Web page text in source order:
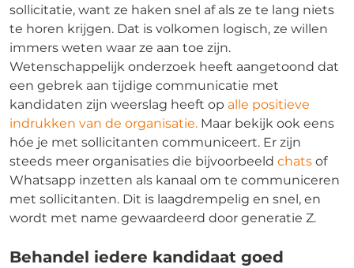
sollicitatie, want ze haken snel af als ze te lang niets
te horen krijgen. Dat is volkomen logisch, ze willen
immers weten waar ze aan toe zijn.
Wetenschappelijk onderzoek heeft aangetoond dat
een gebrek aan tijdige communicatie met
kandidaten zijn weerslag heeft op alle positieve
indrukken van de organisatie. Maar bekijk ook eens
hóe je met sollicitanten communiceert. Er zijn
steeds meer organisaties die bijvoorbeeld chats of
Whatsapp inzetten als kanaal om te communiceren
met sollicitanten. Dit is laagdrempelig en snel, en
wordt met name gewaardeerd door generatie Z.
Behandel iedere kandidaat goed